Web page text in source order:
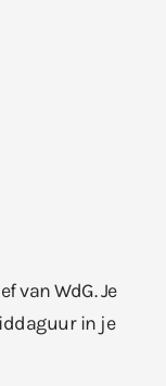
van WdG. Je
in je